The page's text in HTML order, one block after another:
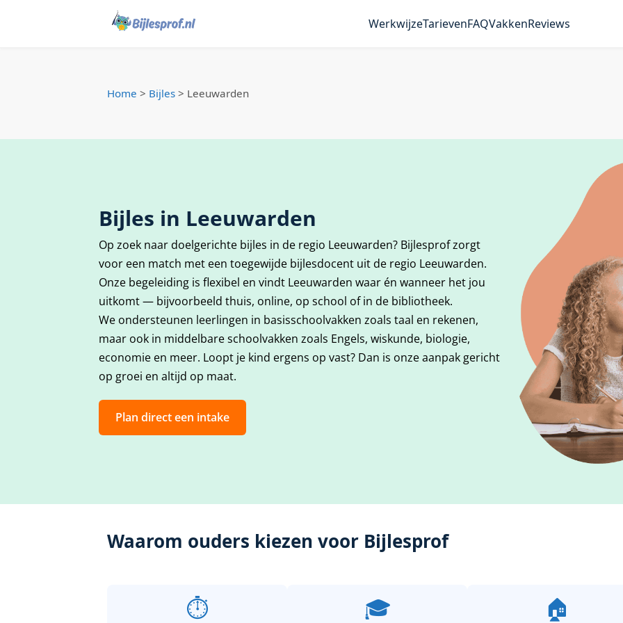
WerkwijzeTarievenFAQVakkenReviews
Home > Bijles > Leeuwarden
Bijles in Leeuwarden
Op zoek naar doelgerichte bijles in de regio Leeuwarden? Bijlesprof zorgt
voor een match met een toegewijde bijlesdocent uit de regio Leeuwarden.
Onze begeleiding is flexibel en vindt Leeuwarden waar én wanneer het jou
uitkomt — bijvoorbeeld thuis, online, op school of in de bibliotheek.
We ondersteunen leerlingen in basisschoolvakken zoals taal en rekenen,
maar ook in middelbare schoolvakken zoals Engels, wiskunde, biologie,
economie en meer. Loopt je kind ergens op vast? Dan is onze aanpak gericht
op groei en altijd op maat.
Plan direct een intake
Waarom ouders kiezen voor Bijlesprof
⏱️ 🎓 🏠